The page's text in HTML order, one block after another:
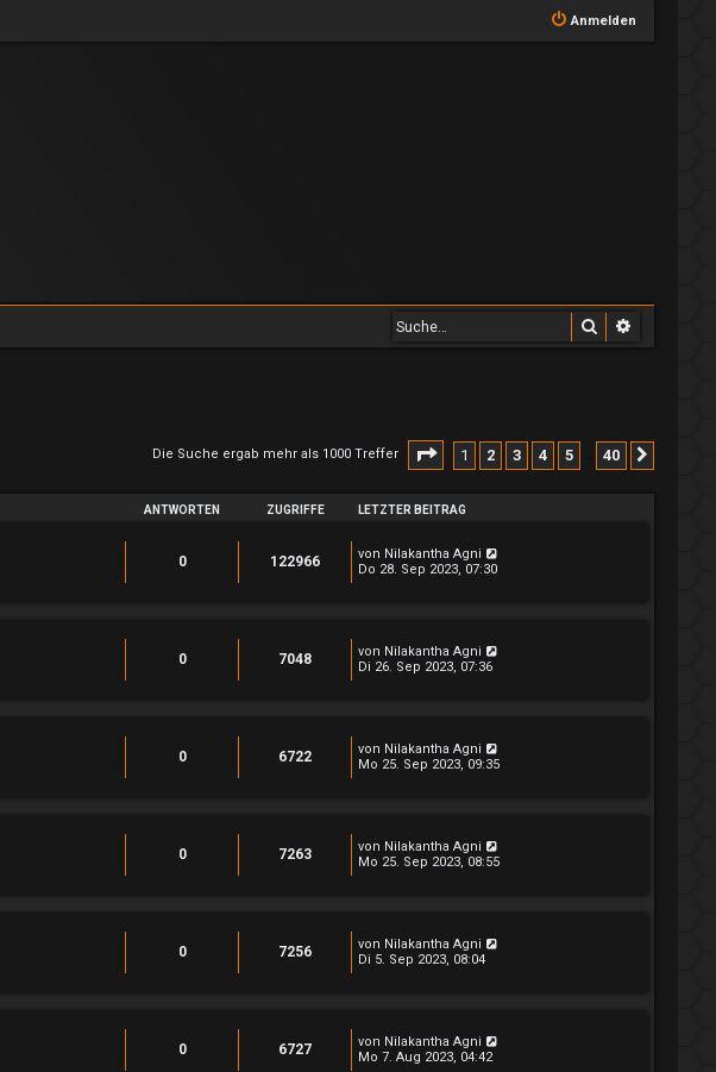
Anmelden
Suche
Die Suche ergab mehr als 1000 Treffer Seite von
1 2 3 4 5 40
ANTWORTEN ZUGRIFFE LETZTER BEITRAG
0 122966 von Nilakantha Agni
Do 28. Sep 2023, 07:30
0 7048 von Nilakantha Agni
Di 26. Sep 2023, 07:36
0 6722 von Nilakantha Agni
Mo 25. Sep 2023, 09:35
0 7263 von Nilakantha Agni
Mo 25. Sep 2023, 08:55
0 7256 von Nilakantha Agni
Di 5. Sep 2023, 08:04
0 6727 von Nilakantha Agni
Mo 7. Aug 2023, 04:42